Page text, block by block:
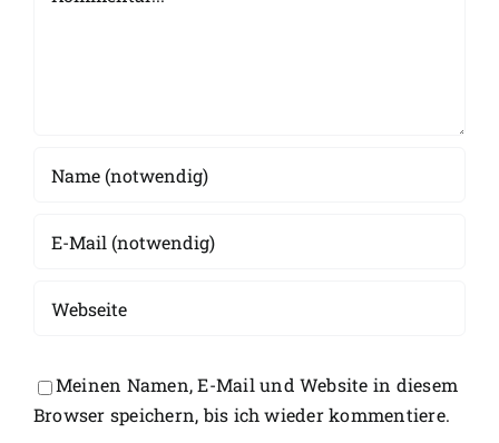
Meinen Namen, E-Mail und Website in diesem
Browser speichern, bis ich wieder kommentiere.